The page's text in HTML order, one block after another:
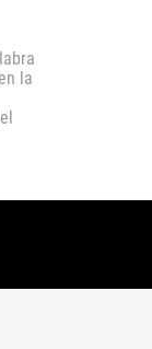
la